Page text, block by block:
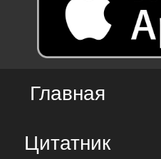
Главная
Цитатник